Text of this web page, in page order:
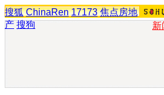
搜狐 ChinaRen 17173 焦点房地
产 搜狗 新